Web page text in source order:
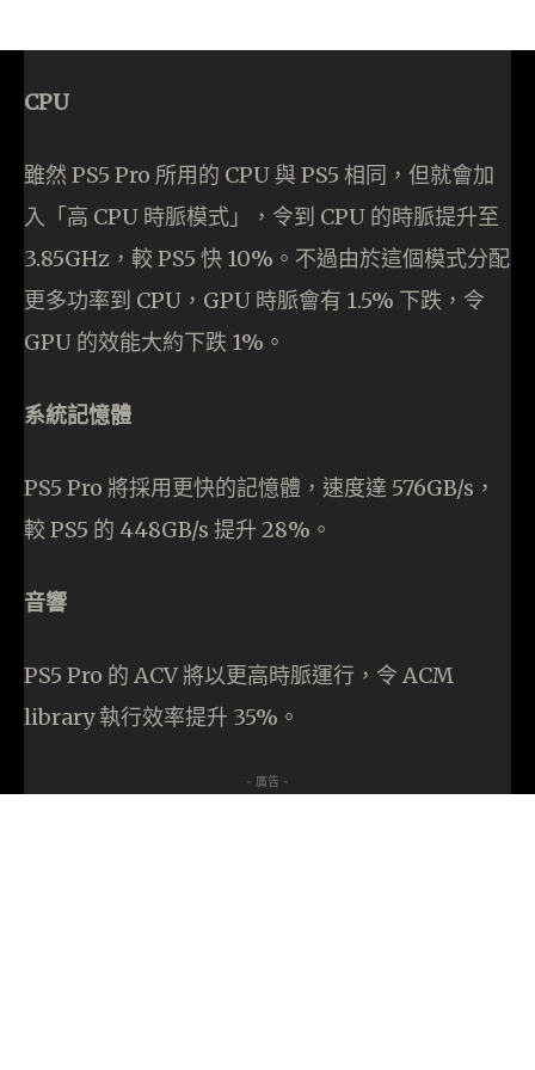
CPU
雖然 PS5 Pro 所用的 CPU 與 PS5 相同，但就會加
入「高 CPU 時脈模式」，令到 CPU 的時脈提升至
3.85GHz，較 PS5 快 10%。不過由於這個模式分配
更多功率到 CPU，GPU 時脈會有 1.5% 下跌，令
GPU 的效能大約下跌 1%。
系統記憶體
PS5 Pro 將採用更快的記憶體，速度達 576GB/s，
較 PS5 的 448GB/s 提升 28%。
音響
PS5 Pro 的 ACV 將以更高時脈運行，令 ACM
library 執行效率提升 35%。
- 廣告 -